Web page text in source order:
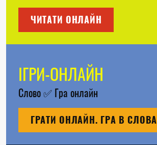
ЧИТАТИ ОНЛАЙН
ІГРИ-ОНЛАЙН
Слово✅ Гра онлайн
ГРАТИ ОНЛАЙН. ГРА В СЛОВА